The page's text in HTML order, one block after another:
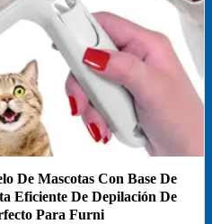
De Mascotas Con Base De
Eficiente De Depilación De
Para Furni